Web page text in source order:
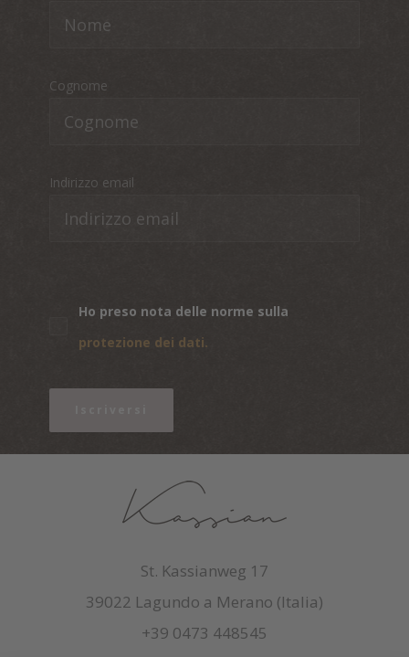
Cognome
Indirizzo email
Ho preso nota delle norme sulla
protezione dei dati.
St. Kassianweg 17
39022 Lagundo a Merano (Italia)
+39 0473 448545